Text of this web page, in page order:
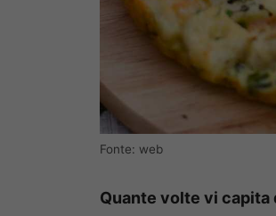
Fonte: web
Quante volte vi capita